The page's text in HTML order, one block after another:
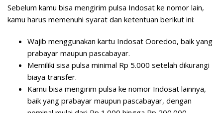
Sebelum kamu bisa mengirim pulsa Indosat ke nomor lain,
kamu harus memenuhi syarat dan ketentuan berikut ini:
Wajib menggunakan kartu Indosat Ooredoo, baik yang
prabayar maupun pascabayar.
Memiliki sisa pulsa minimal Rp 5.000 setelah dikurangi
biaya transfer.
Kamu bisa mengirim pulsa ke nomor Indosat lainnya,
baik yang prabayar maupun pascabayar, dengan